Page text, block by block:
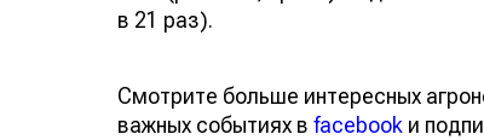
в 21 раз).
Смотрите больше интересных
важных событиях в facebook и